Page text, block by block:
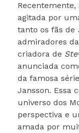
agitada por
tanto os fãs de
admiradores
criadora de
anunciada
da famosa
Jansson. Essa
universo dos
perspectiva e
amada por